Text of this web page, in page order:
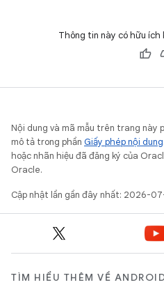
Thông tin này có hữu ích
Nội dung và mã mẫu trên trang này
mô tả trong phần Giấy phép nội dung
hoặc nhãn hiệu đã đăng ký của
Oracle.
Cập nhật lần gần đây nhất: 2026-
TÌM HIỂU THÊM VỀ